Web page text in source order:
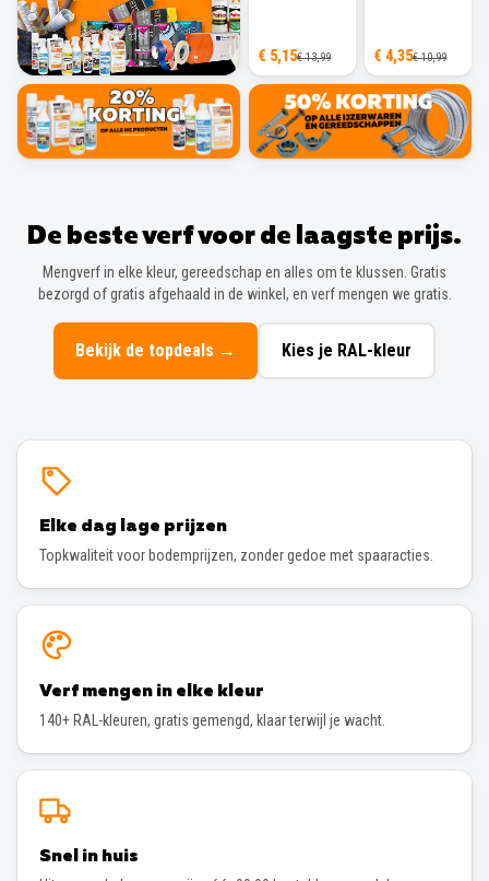
€ 5,15€ 13,99 € 4,35€ 10,99
De beste verf voor de laagste prijs.
Mengverf in elke kleur, gereedschap en alles om te klussen. Gratis
bezorgd of gratis afgehaald in de winkel, en verf mengen we gratis.
Bekijk de topdeals → Kies je RAL-kleur
Elke dag lage prijzen
Topkwaliteit voor bodemprijzen, zonder gedoe met spaaracties.
Verf mengen in elke kleur
140+ RAL-kleuren, gratis gemengd, klaar terwijl je wacht.
Snel in huis